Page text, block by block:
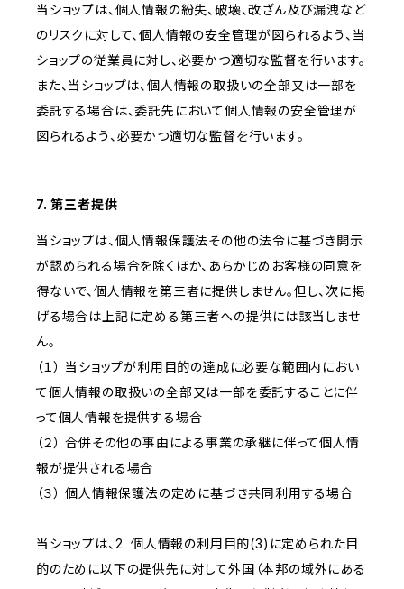
当ショップは、個人情報の紛失、破壊、改ざん及び漏洩など
のリスクに対して、個人情報の安全管理が図られるよう、当
ショップの従業員に対し、必要かつ適切な監督を行います。
また、当ショップは、個人情報の取扱いの全部又は一部を
委託する場合は、委託先において個人情報の安全管理が
図られるよう、必要かつ適切な監督を行います。
7. 第三者提供
当ショップは、個人情報保護法その他の法令に基づき開示
が認められる場合を除くほか、あらかじめお客様の同意を
得ないで、個人情報を第三者に提供しません。但し、次に掲
げる場合は上記に定める第三者への提供には該当しませ
ん。
（１） 当ショップが利用目的の達成に必要な範囲内におい
て個人情報の取扱いの全部又は一部を委託することに伴
って個人情報を提供する場合
（２） 合併その他の事由による事業の承継に伴って個人情
報が提供される場合
（３） 個人情報保護法の定めに基づき共同利用する場合
当ショップは、2. 個人情報の利用目的(3)に定められた目
的のために以下の提供先に対して外国（本邦の域外にある